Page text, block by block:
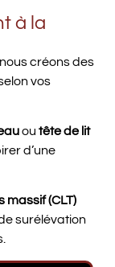
à la
créons des
vos
ou tête de lit
d’une
massif (CLT)
surélévation